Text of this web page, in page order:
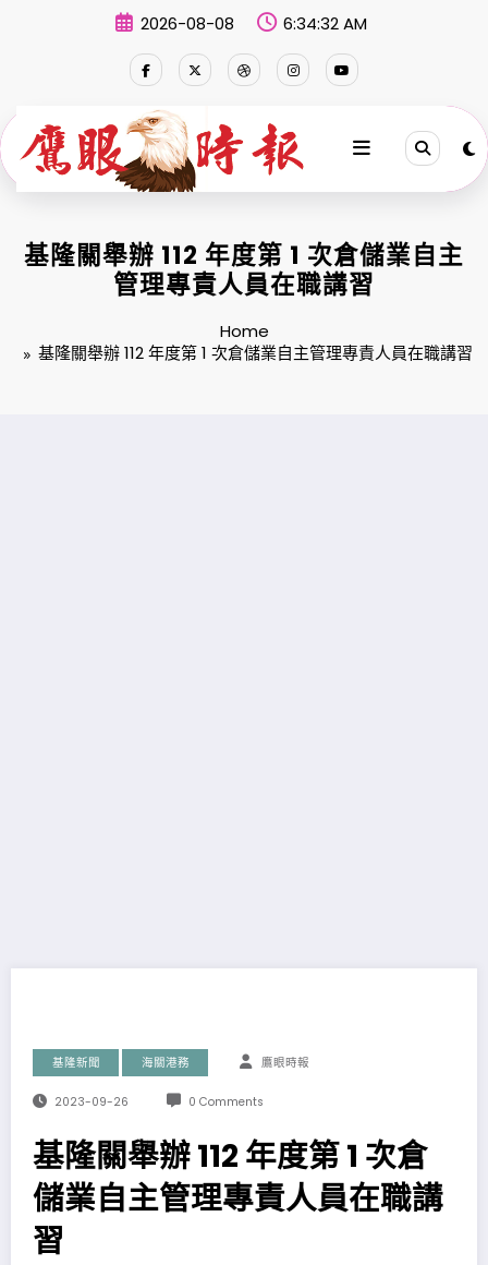
2026-08-08 6:34:33 AM
基隆關舉辦 112 年度第 1 次倉儲業自主
管理專責人員在職講習
Home
基隆關舉辦 112 年度第 1 次倉儲業自主管理專責人員在職講習
基隆新聞 海關港務 鷹眼時報
2023-09-26 0 Comments
基隆關舉辦 112 年度第 1 次倉
儲業自主管理專責人員在職講
習